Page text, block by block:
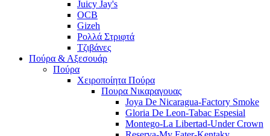
Juicy Jay's
OCB
Gizeh
Ρολλά Στριφτά
Τζιβάνες
Πούρα & Αξεσουάρ
Πούρα
Χειροποίητα Πούρα
Πουρα Νικαραγουας
Joya De Nicaragua-Factory Smoke
Gloria De Leon-Tabac Espesial
Montego-La Libertad-Under Crown